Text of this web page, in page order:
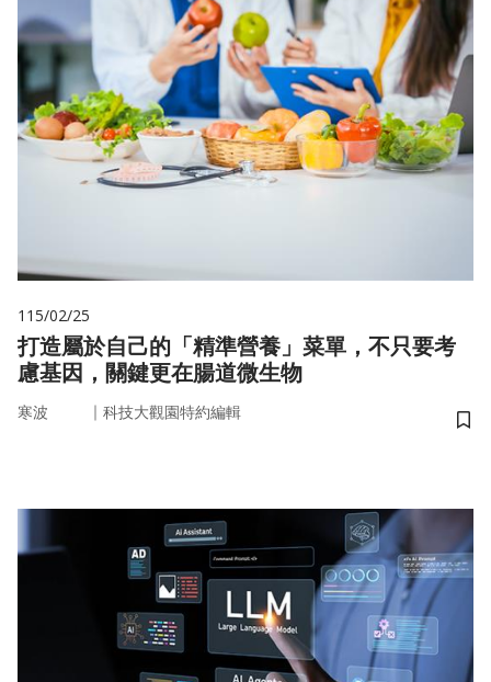
115/02/25
打造屬於自己的「精準營養」菜單，不只要考
慮基因，關鍵更在腸道微生物
寒波 ｜ 科技大觀園特約編輯
儲